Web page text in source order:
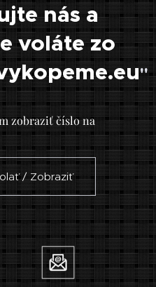
nás a
voláte zo
"
zobraziť číslo na
/ Zobraziť